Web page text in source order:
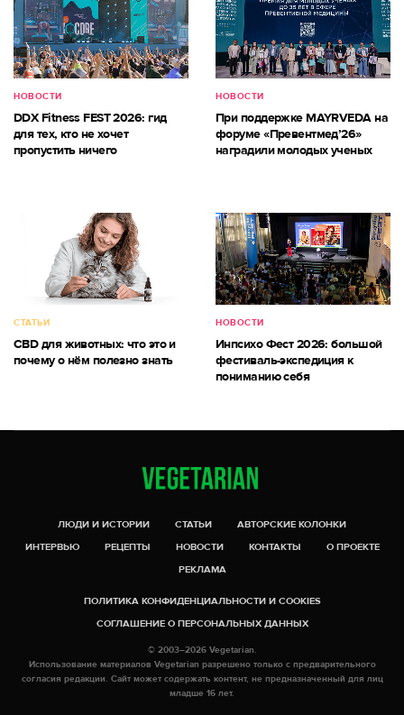
НОВОСТИ
DDX Fitness FEST 2026: гид
для тех, кто не хочет
пропустить ничего
НОВОСТИ
При поддержке MAYRVEDA на
форуме «Превентмед’26»
наградили молодых ученых
СТАТЬИ
CBD для животных: что это и
почему о нём полезно знать
НОВОСТИ
Инпсихо Фест 2026: большой
фестиваль-экспедиция к
пониманию себя
ЛЮДИ И ИСТОРИИ СТАТЬИ
АВТОРСКИЕ КОЛОНКИ
ИНТЕРВЬЮ
РЕЦЕПТЫ НОВОСТИ КОНТАКТЫ
О ПРОЕКТЕ
РЕКЛАМА
ПОЛИТИКА КОНФИДЕНЦИАЛЬНОСТИ И COOKIES
СОГЛАШЕНИЕ О ПЕРСОНАЛЬНЫХ ДАННЫХ
© 2003–2026 Vegetarian.
Использование материалов Vegetarian разрешено только с предварительного
согласия редакции. Сайт может содержать контент, не предназначенный для лиц
младше 16 лет.